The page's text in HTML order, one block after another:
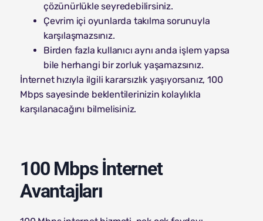
çözünürlükle seyredebilirsiniz.
Çevrim içi oyunlarda takılma sorunuyla
karşılaşmazsınız.
Birden fazla kullanıcı aynı anda işlem yapsa
bile herhangi bir zorluk yaşamazsınız.
İnternet hızıyla ilgili kararsızlık yaşıyorsanız, 100
Mbps sayesinde beklentilerinizin kolaylıkla
karşılanacağını bilmelisiniz.
100 Mbps İnternet
Avantajları